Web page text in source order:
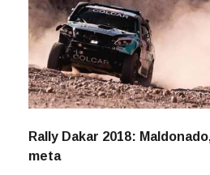
Rally Dakar 2018:
meta